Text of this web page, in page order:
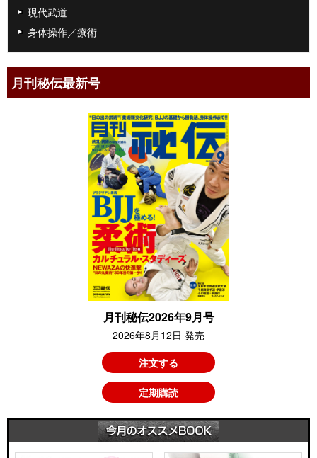
現代武道
身体操作／療術
月刊秘伝最新号
月刊秘伝2026年9月号
2026年8月12日 発売
注文する
定期購読